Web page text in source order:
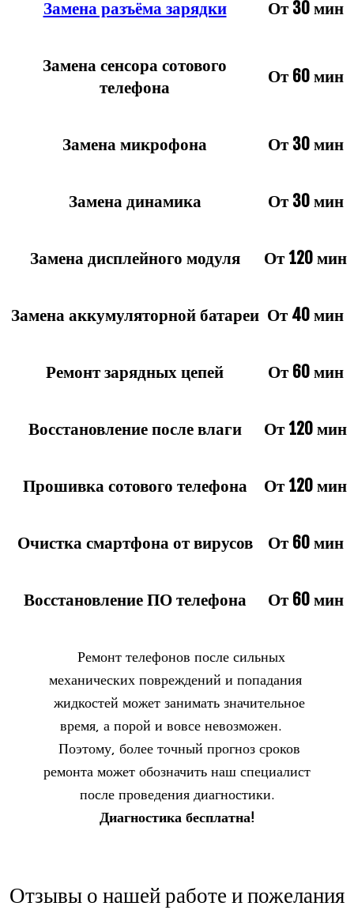
Замена разъёма зарядки От 30 мин
Замена сенсора сотового
телефона
От 60 мин
Замена микрофона От 30 мин
Замена динамика От 30 мин
Замена дисплейного модуля От 120 мин
Замена аккумуляторной батареи От 40 мин
Ремонт зарядных цепей От 60 мин
Восстановление после влаги От 120 мин
Прошивка сотового телефона От 120 мин
Очистка смартфона от вирусов От 60 мин
Восстановление ПО телефона От 60 мин
Ремонт телефонов после сильных
механических повреждений и попадания
жидкостей может занимать значительное
время, а порой и вовсе невозможен.
Поэтому, более точный прогноз сроков
ремонта может обозначить наш специалист
после проведения диагностики.
Диагностика бесплатна!
Отзывы о нашей работе и пожелания